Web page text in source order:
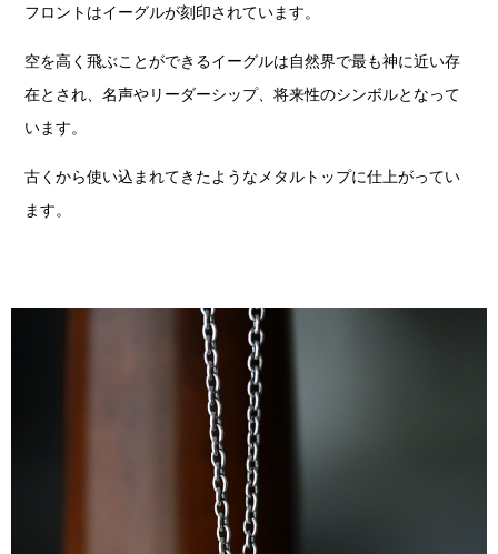
フロントはイーグルが刻印されています。
空を高く飛ぶことができるイーグルは自然界で最も神に近い存
在とされ、名声やリーダーシップ、将来性のシンボルとなって
います。
古くから使い込まれてきたようなメタルトップに仕上がってい
ます。